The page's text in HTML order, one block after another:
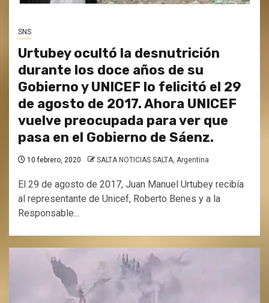
SNS
Urtubey ocultó la desnutrición
durante los doce años de su
Gobierno y UNICEF lo felicitó el 29
de agosto de 2017. Ahora UNICEF
vuelve preocupada para ver que
pasa en el Gobierno de Sáenz.
10 febrero, 2020 SALTA NOTICIAS SALTA, Argentina
El 29 de agosto de 2017, Juan Manuel Urtubey recibía
al representante de Unicef, Roberto Benes y a la
Responsable...